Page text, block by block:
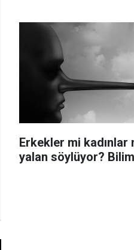
Erkekler mi kadınlar
yalan söylüyor? Bilim